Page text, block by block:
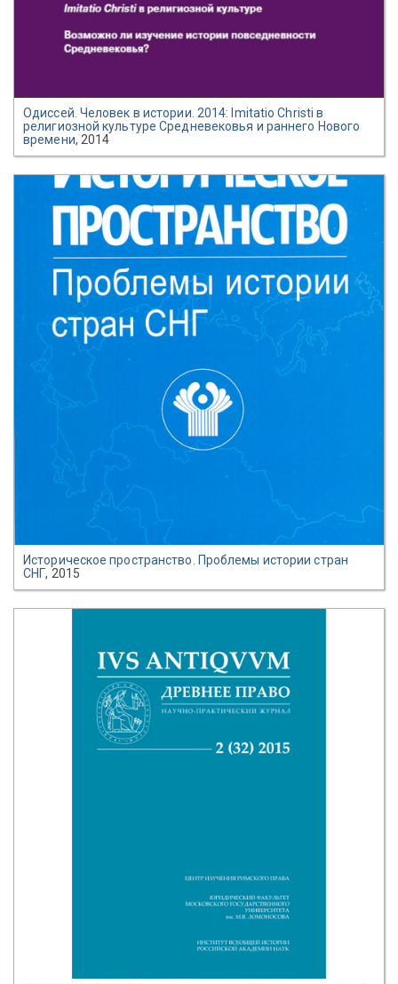
Одиссей. Человек в истории. 2014: Imitatio Christi в
религиозной культуре Средневековья и раннего Нового
времени, 2014
Историческое пространство. Проблемы истории стран
СНГ, 2015